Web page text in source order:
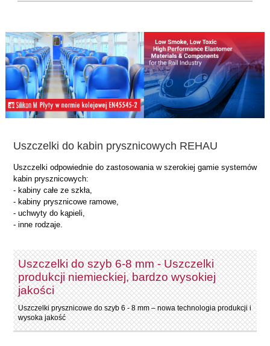
Uszczelki do kabin prysznicowych REHAU
Uszczelki odpowiednie do zastosowania w szerokiej gamie systemów
kabin prysznicowych:
- kabiny całe ze szkła,
- kabiny prysznicowe ramowe,
- uchwyty do kąpieli,
- inne rodzaje.
Uszczelki do szyb 6-8 mm - Uszczelki
produkcji niemieckiej, bardzo wysokiej
jakości
Uszczelki prysznicowe do szyb 6 - 8 mm – nowa technologia produkcji i
wysoka jakość